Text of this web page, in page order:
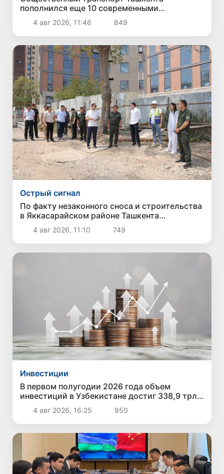
пополнился еще 10 современными
электробусами
4 авг 2026, 11:46 849
Острый сигнал
По факту незаконного сноса и строительства
в Яккасарайском районе Ташкента
возбуждено уголовное дело
4 авг 2026, 11:10 749
Инвестиции
В первом полугодии 2026 года объем
инвестиций в Узбекистане достиг 338,9 трлн
4 авг 2026, 16:25 950